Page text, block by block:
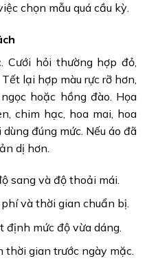
chọn mẫu quá cầu kỳ.
Cưới hỏi thường hợp đỏ,
lại hợp màu rực rỡ hơn,
hoặc hồng đào. Họa
chim hạc, hoa mai, hoa
đúng mức. Nếu áo đã
dị hơn.
sang và độ thoải mái.
và thời gian chuẩn bị.
định mức độ vừa dáng.
thời gian trước ngày mặc.